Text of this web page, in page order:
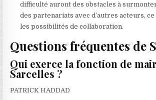
difficulté auront des obstacles à
des partenariats avec d’autres acteurs,
les possibilités de collaboration.
Questions fréquentes de
Qui exerce la fonction de
Sarcelles ?
PATRICK HADDAD